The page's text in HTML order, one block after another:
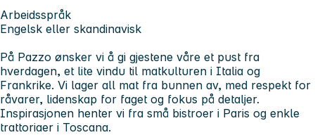
Arbeidsspråk
Engelsk eller skandinavisk
På Pazzo ønsker vi å gi gjestene våre et pust fra
hverdagen, et lite vindu til matkulturen i Italia og
Frankrike. Vi lager all mat fra bunnen av, med respekt for
råvarer, lidenskap for faget og fokus på detaljer.
Inspirasjonen henter vi fra små bistroer i Paris og enkle
trattoriaer i Toscana.